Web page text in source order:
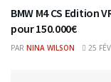
BMW M4 CS Edition
pour 150.000€
PAR NINA WILSON 25